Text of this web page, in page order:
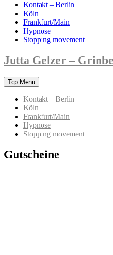
Kontakt – Berlin
Köln
Frankfurt/Main
Hypnose
Stopping movement
Jutta Gelzer –
Top Menu Skip
to
content
Kontakt – Berlin
Köln
Frankfurt/Main
Hypnose
Stopping movement
Gutscheine